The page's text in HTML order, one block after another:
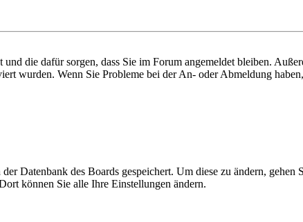
die dafür sorgen, dass Sie im Forum angemeldet bleiben.
wurden. Wenn Sie Probleme bei der An- oder Abmeldung
Datenbank des Boards gespeichert. Um diese zu ändern,
können Sie alle Ihre Einstellungen ändern.